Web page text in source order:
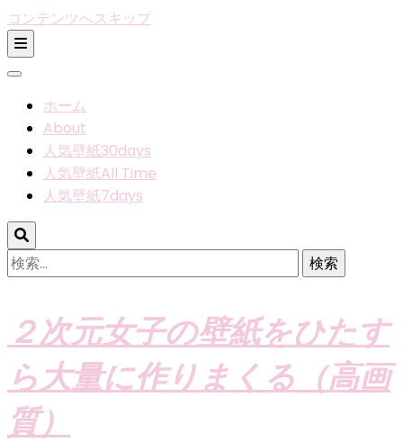
コンテンツへスキップ
ホーム
About
人気壁紙30days
人気壁紙All Time
人気壁紙7days
検
索:
２次元女子の壁紙をひたす
ら大量に作りまくる（高画
質）